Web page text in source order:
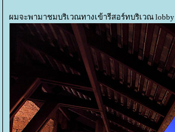
ผมจะพามาชมบริเวณทางเข้ารีสอร์ทบริเวณ